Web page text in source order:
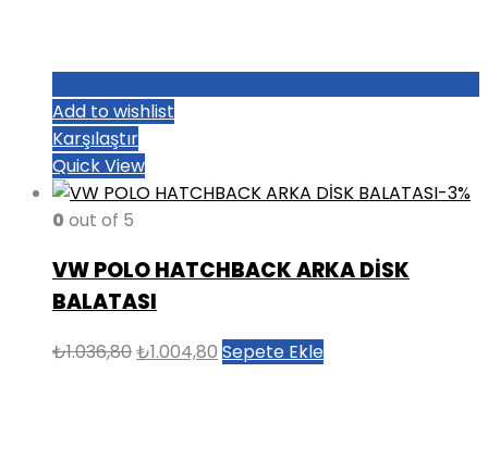
Add to wishlist
Karşılaştır
Quick View
-3%
0 out of 5
VW POLO HATCHBACK ARKA DİSK
BALATASI
₺1.036,80Orijinal
₺1.004,80 Şu
Sepete Ekle